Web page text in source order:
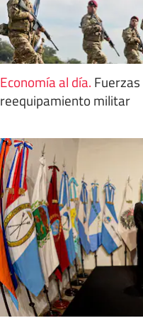
Economía al día.
reequipamiento militar